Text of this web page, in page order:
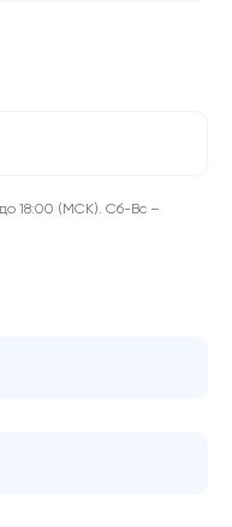
18:00 (МСК). Сб-Вс –